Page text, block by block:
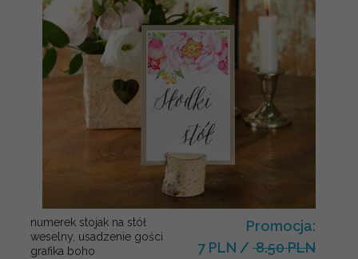
numerek stojak na stół
weselny, usadzenie gości
grafika boho
Promocja:
7 PLN / 8.50 PLN